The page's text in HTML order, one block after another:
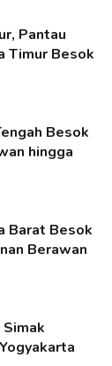
Pantau
Timur Besok
Besok
hingga
Barat Besok
Berawan